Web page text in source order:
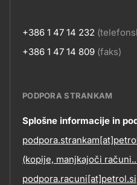
+386 1 47 14 232
+386 1 47 14 809 (faks)
Contact
information
PODPORA STRANKAM
Splošne informacije in
(kopije, manjkajoči
podpora.racuni[at]petrol.si